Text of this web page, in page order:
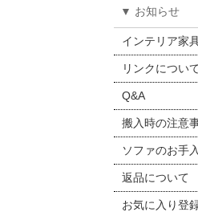
▼ お知らせ
インテリア家
リンクについ
Q&A
搬入時の注意
ソファのお手
返品について
お気に入り登